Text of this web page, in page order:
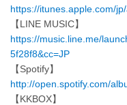
https://itunes.apple.com/
【LINE MUSIC】
https://music.line.me/
5f28f8&cc=JP
【Spotify】
http://open.spotify.com/
【KKBOX】